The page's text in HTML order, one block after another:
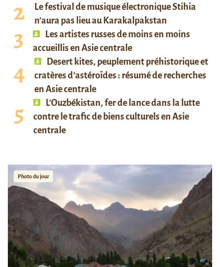
Le festival de musique électronique Stihia
n’aura pas lieu au Karakalpakstan
Les artistes russes de moins en moins
accueillis en Asie centrale
Desert kites, peuplement préhistorique et
cratères d’astéroïdes : résumé de recherches
en Asie centrale
L’Ouzbékistan, fer de lance dans la lutte
contre le trafic de biens culturels en Asie
centrale
Photo du jour